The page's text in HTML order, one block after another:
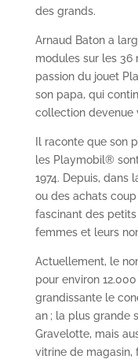
des grands.
Arnaud Baton a
modules sur les 36
passion du jouet
son papa, qui
collection devenue
Il raconte que son
les Playmobil®
1974. Depuis,
ou des achats
fascinant des
femmes et leurs
Actuellement, le
pour environ
grandissante le
an ; la plus grande
Gravelotte, mais
vitrine de magasin,